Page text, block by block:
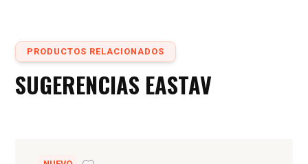
PRODUCTOS RELACIONADOS
SUGERENCIAS EASTAV